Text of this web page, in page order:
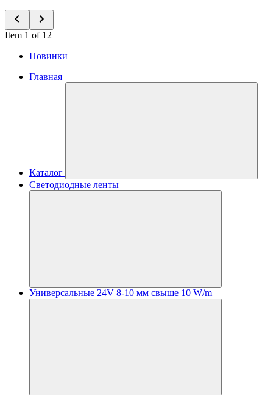
Item 1 of 12
Новинки
Главная
Каталог
Светодиодные ленты
Универсальные 24V 8-10 мм свыше 10 W/m